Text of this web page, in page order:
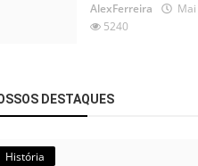
AlexFerreira
5240
DESTAQUES
História